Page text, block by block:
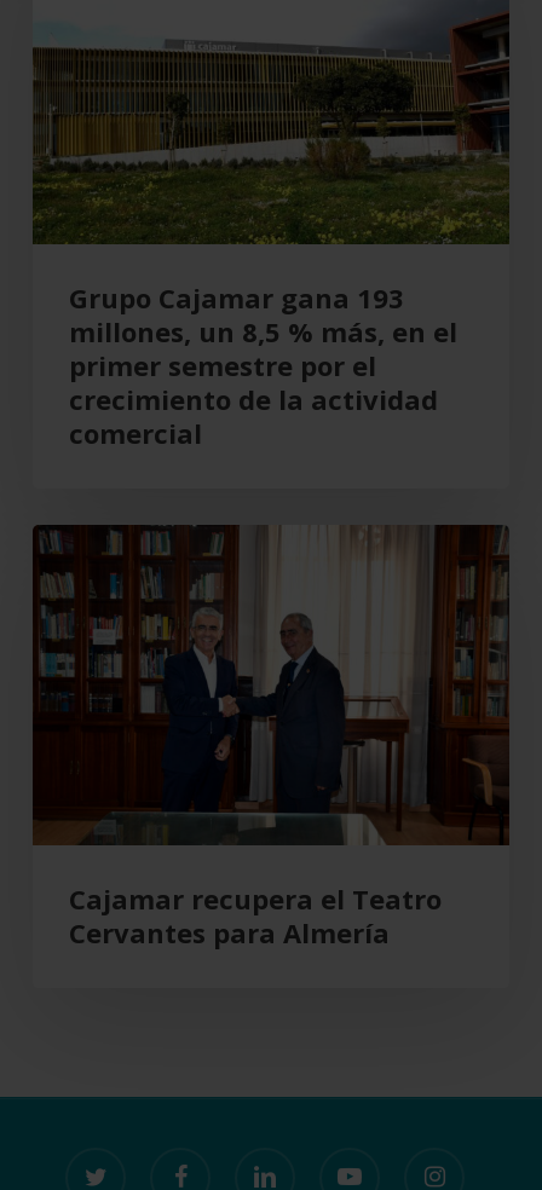
193
millones,
un
8,5
%
más,
en
primer
semestre
crecimiento
actividad
comercial
Grupo Cajamar gana 193
millones, un 8,5 % más, en el
primer semestre por el
crecimiento de la actividad
comercial
Cajamar
recupera
el
Teatro
Cervantes
para
Cajamar recupera el Teatro
Cervantes para Almería